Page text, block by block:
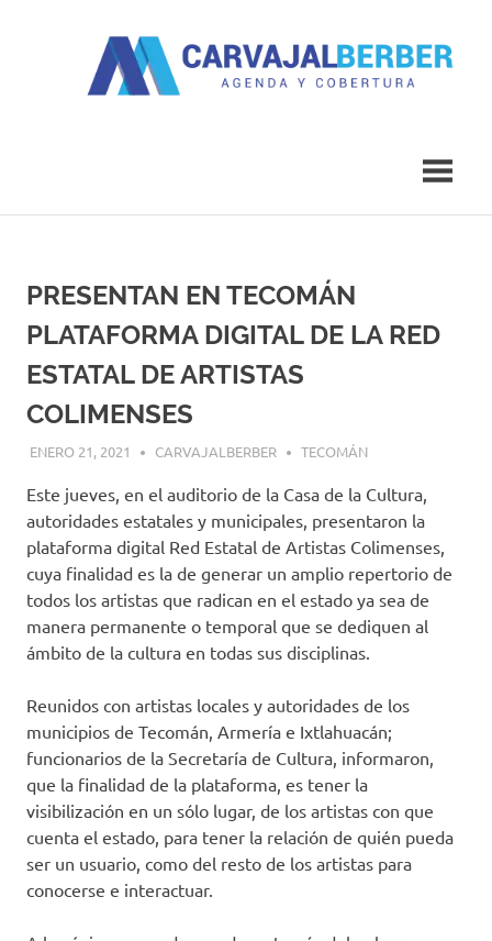
PRESENTAN EN TECOMÁN
PLATAFORMA DIGITAL DE LA RED
ESTATAL DE ARTISTAS
COLIMENSES
ENERO 21, 2021 CARVAJALBERBER TECOMÁN
Este jueves, en el auditorio de la Casa de la Cultura,
autoridades estatales y municipales, presentaron la
plataforma digital Red Estatal de Artistas Colimenses,
cuya finalidad es la de generar un amplio repertorio de
todos los artistas que radican en el estado ya sea de
manera permanente o temporal que se dediquen al
ámbito de la cultura en todas sus disciplinas.
Reunidos con artistas locales y autoridades de los
municipios de Tecomán, Armería e Ixtlahuacán;
funcionarios de la Secretaría de Cultura, informaron,
que la finalidad de la plataforma, es tener la
visibilización en un sólo lugar, de los artistas con que
cuenta el estado, para tener la relación de quién pueda
ser un usuario, como del resto de los artistas para
conocerse e interactuar.